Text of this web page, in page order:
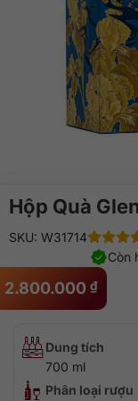
Hộp Quà
2.800.000 ₫
SKU: W31714
Còn
Dung tích
700 ml
Phân loại rượu